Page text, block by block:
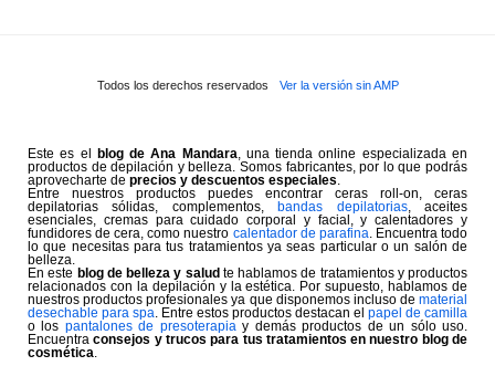
Todos los derechos reservados Ver la versión sin AMP
Este es el blog de Ana Mandara , una tienda online especializada en
productos de depilación y belleza. Somos fabricantes, por lo que podrás
aprovecharte de precios y descuentos especiales
Entre nuestros productos puedes encontrar ceras roll-on, ceras
depilatorias sólidas, complementos,bandas depilatorias, aceites
esenciales, cremas para cuidado corporal y facial, y calentadores y
fundidores de cera, como nuestro calentador de parafina . Encuentra todo
lo que necesitas para tus tratamientos ya seas particular o un salón de
belleza.
En este blog de belleza y saludte hablamos de tratamientos y productos
relacionados con la depilación y la estética. Por supuesto, hablamos de
nuestros productos profesionales ya que disponemos incluso de material
desechable para spa . Entre estos productos destacan el papel de camilla
o los pantalones de presoterapia y demás productos de un sólo uso.
Encuentraconsejos y trucos para tus tratamientos en nuestro blog de
cosmética